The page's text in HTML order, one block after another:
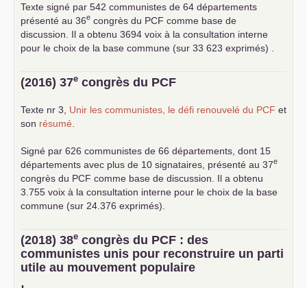
Texte signé par 542 communistes de 64 départements
présenté au 36e congrès du PCF comme base de
discussion. Il a obtenu 3694 voix à la consultation interne
pour le choix de la base commune (sur 33 623 exprimés) .
(2016) 37e congrès du PCF
Texte nr 3, Unir les communistes, le défi renouvelé du PCF et
son résumé
Signé par 626 communistes de 66 départements, dont 15
départements avec plus de 10 signataires, présenté au 37e
congrès du PCF comme base de discussion. Il a obtenu
3.755 voix à la consultation interne pour le choix de la base
commune (sur 24.376 exprimés).
(2018) 38e congrès du PCF : des
communistes unis pour reconstruire un parti
utile au mouvement populaire